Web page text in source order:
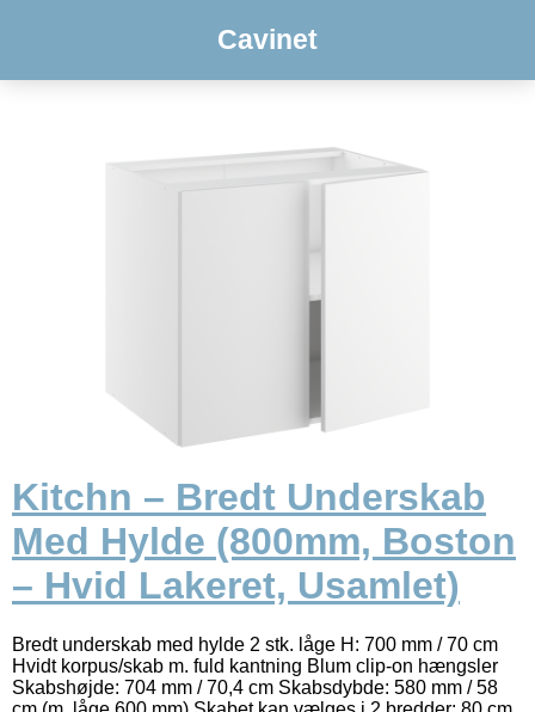
Cavinet
Kitchn – Bredt Underskab
Med Hylde (800mm, Boston
– Hvid Lakeret, Usamlet)
Bredt underskab med hylde 2 stk. låge H: 700 mm / 70 cm
Hvidt korpus/skab m. fuld kantning Blum clip-on hængsler
Skabshøjde: 704 mm / 70,4 cm Skabsdybde: 580 mm / 58